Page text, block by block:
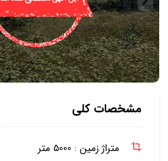
مشخصات کلی
متراژ زمین : 5000 متر